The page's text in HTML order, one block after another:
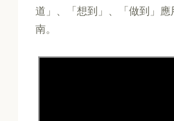
道」、「想到」、「做到」
南。